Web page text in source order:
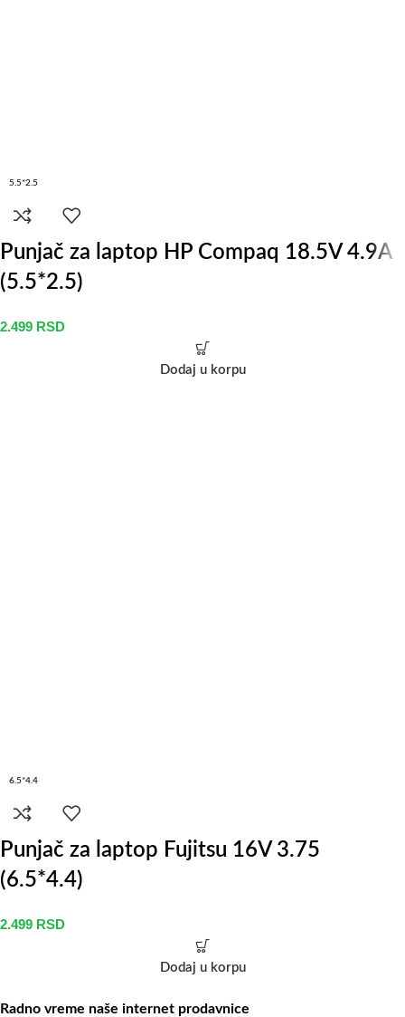
5.5*2.5
Punjač za laptop HP Compaq 18.5V 4.9A
(5.5*2.5)
2.499 RSD
Dodaj u korpu
6.5*4.4
Punjač za laptop Fujitsu 16V 3.75
(6.5*4.4)
2.499 RSD
Dodaj u korpu
Radno vreme naše internet prodavnice